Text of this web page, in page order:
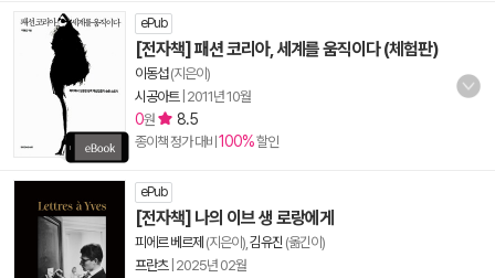
ePub
[전자책] 패션 코리아, 세계를 움직이다 (체험판)
이동섭(지은이)
시공아트| 2011년 10월
0원 8.5
종이책 정가 대비 100%할인
ePub
[전자책] 나의 이브 생 로랑에게
피에르 베르제 (지은이), 김유진 (옮긴이)
프란츠| 2025년 02월